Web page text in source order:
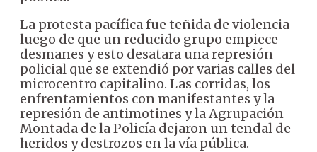
La protesta pacífica fue teñida de violencia
luego de que un reducido grupo empiece
desmanes y esto desatara una represión
policial que se extendió por varias calles del
microcentro capitalino. Las corridas, los
enfrentamientos con manifestantes y la
represión de antimotines y la Agrupación
Montada de la Policía dejaron un tendal de
heridos y destrozos en la vía pública.